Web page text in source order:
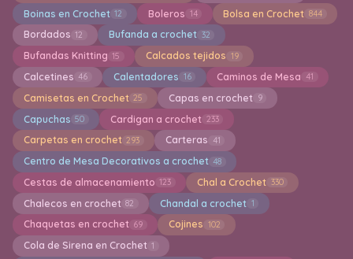
Boinas en Crochet 12 Boleros 14 Bolsa en Crochet 844
Bordados 12 Bufanda a crochet 32
Bufandas Knitting 15 Calcados tejidos 19
Calcetines 46 Calentadores 16 Caminos de Mesa 41
Camisetas en Crochet 25 Capas en crochet 9
Capuchas 50 Cardigan a crochet 233
Carpetas en crochet 293 Carteras 41
Centro de Mesa Decorativos a crochet 48
Cestas de almacenamiento 123 Chal a Crochet 330
Chalecos en crochet 82 Chandal a crochet 1
Chaquetas en crochet 69 Cojines 102
Cola de Sirena en Crochet 1